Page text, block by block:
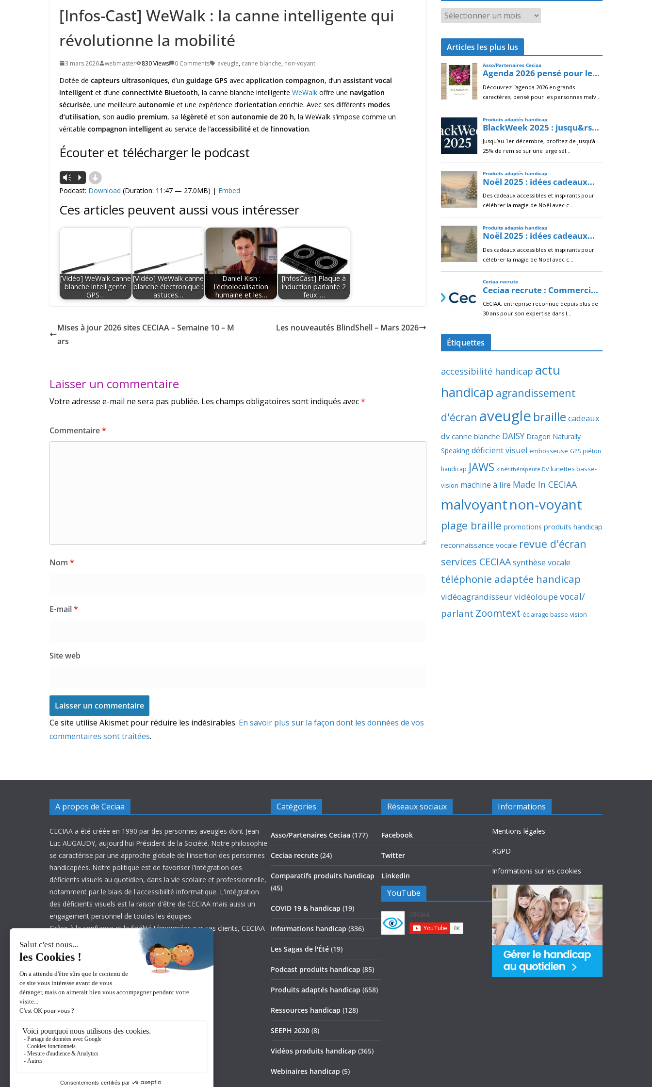
[Infos-Cast] WeWalk : la canne intelligente qui
révolutionne la mobilité
3 mars 2026 webmaster 830 Views 0 Comments aveugle, canne blanche, non-voyant
Dotée de capteurs ultrasoniques, d’un guidage GPS avec application compagnon, d’un assistant vocal
intelligent et d’une connectivité Bluetooth, la canne blanche intelligente WeWalk offre une navigation
sécurisée, une meilleure autonomie et une expérience d’orientation enrichie. Avec ses différents modes
d’utilisation, son audio premium, sa légèreté et son autonomie de 20 h, la WeWalk s’impose comme un
véritable compagnon intelligent au service de l’accessibilité et de l’innovation.
Écouter et télécharger le podcast
Lecteur
audio
Vm P d
Podcast: Download (Duration: 11:47 — 27.0MB) | Embed
Ces articles peuvent aussi vous intéresser
[Vidéo] WeWalk canne
blanche intelligente
GPS…
[Vidéo] WeWalk canne
blanche électronique :
astuces…
Daniel Kish :
l'écholocalisation
humaine et les…
[infosCast] Plaque à
induction parlante 2
feux :…
Mises à jour 2026 sites CECIAA – Semaine 10 – M
ars
Les nouveautés BlindShell – Mars 2026
Laisser un commentaire
Votre adresse e-mail ne sera pas publiée. Les champs obligatoires sont indiqués avec*
Commentaire*
Nom *
E-mail*
Site web
Ce site utilise Akismet pour réduire les indésirables. En savoir plus sur la façon dont les données de vos
commentaires sont traitées.
r
c
i
v
e
s
Articles les plus lus
Étiquettes
accessibilité handicap actu
handicap agrandissement
d'écran aveugle braille cadeaux
dv canne blanche DAISY Dragon Naturally
Speaking déficient visuel embosseuse GPS piéton
handicap JAWS kinésithérapeute DV lunettes basse-
vision machine à lire Made In CECIAA
malvoyantnon-voyant
plage braille promotions produits handicap
reconnaissance vocale revue d'écran
services CECIAAsynthèse vocale
téléphonie adaptée handicap
vidéoagrandisseurvidéoloupevocal/
parlant Zoomtext éclairage basse-vision
A propos de Ceciaa
CECIAA a été créée en 1990 par des personnes aveugles dont Jean-
Luc AUGAUDY, aujourd'hui Président de la Société. Notre philosophie
se caractérise par une approche globale de l'insertion des personnes
handicapées. Notre politique est de favoriser l'intégration des
déficients visuels au quotidien, dans la vie scolaire et professionnelle,
notamment par le biais de l'accessibiilté informatique. L'intégration
des déficients visuels est la raison d'être de CECIAA mais aussi un
engagement personnel de toutes les équipes.
Grâce à la confiance et la fidélité témoignées par ses clients, CECIAA
est aujourd’hui leader sur son marché.
Catégories
Asso/Partenaires Ceciaa (177)
Ceciaa recrute (24)
Comparatifs produits handicap
(45)
COVID 19 & handicap (19)
Informations handicap (336)
Les Sagas de l'Été (19)
Podcast produits handicap (85)
Produits adaptés handicap (658)
Ressources handicap (128)
SEEPH 2020 (8)
Vidéos produits handicap (365)
Webinaires handicap (5)
Réseaux sociaux
Facebook
Twitter
Linkedin
YouTube
Informations
Mentions légales
RGPD
Informations sur les cookies